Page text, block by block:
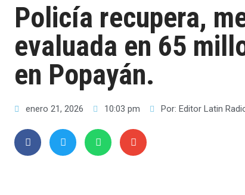
Policía recupera,
evaluada en 65
en Popayán.
enero 21, 2026 10:03 pm Por: Editor Latin